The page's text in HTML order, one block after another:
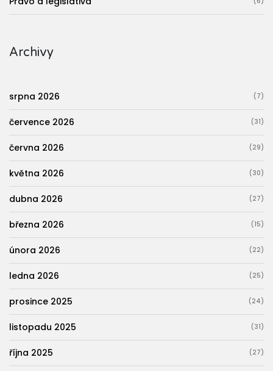
Archivy
srpna 2026 (7)
července 2026 (31)
června 2026 (29)
května 2026 (30)
dubna 2026 (27)
března 2026 (15)
února 2026 (22)
ledna 2026 (25)
prosince 2025 (24)
listopadu 2025 (31)
října 2025 (27)